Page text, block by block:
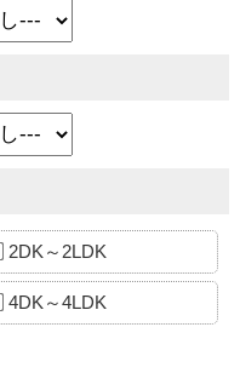
2DK～2LDK
4DK～4LDK